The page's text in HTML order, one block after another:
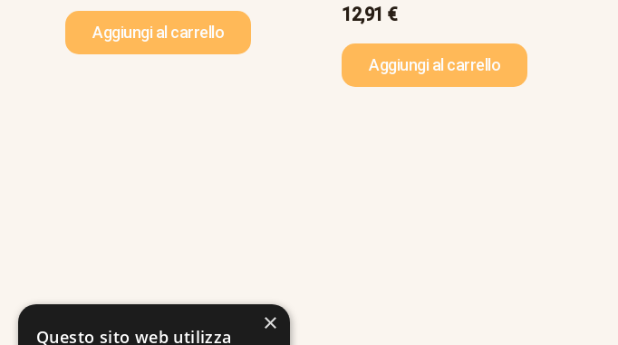
Aggiungi al carrello
12,91 €
Aggiungi al carrello
×
Questo sito web utilizza